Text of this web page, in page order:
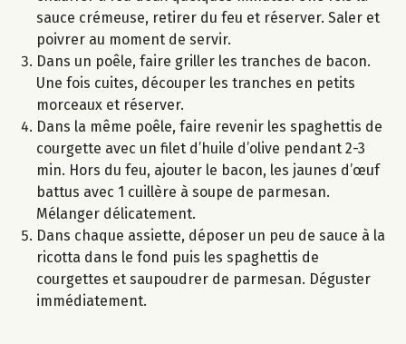
sauce crémeuse, retirer du feu et réserver. Saler et
poivrer au moment de servir.
Dans un poêle, faire griller les tranches de bacon.
Une fois cuites, découper les tranches en petits
morceaux et réserver.
Dans la même poêle, faire revenir les spaghettis de
courgette avec un filet d’huile d’olive pendant 2-3
min. Hors du feu, ajouter le bacon, les jaunes d’œuf
battus avec 1 cuillère à soupe de parmesan.
Mélanger délicatement.
Dans chaque assiette, déposer un peu de sauce à la
ricotta dans le fond puis les spaghettis de
courgettes et saupoudrer de parmesan. Déguster
immédiatement.